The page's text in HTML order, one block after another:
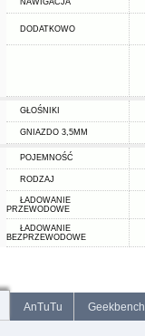
NAWIGACJA
DODATKOWO
GŁOŚNIKI
GNIAZDO 3,5MM
POJEMNOŚĆ
RODZAJ
ŁADOWANIE
PRZEWODOWE
ŁADOWANIE
BEZPRZEWODOWE
AnTuTu Geekbench